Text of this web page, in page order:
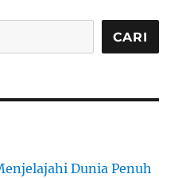
CARI
Dunia Penuh